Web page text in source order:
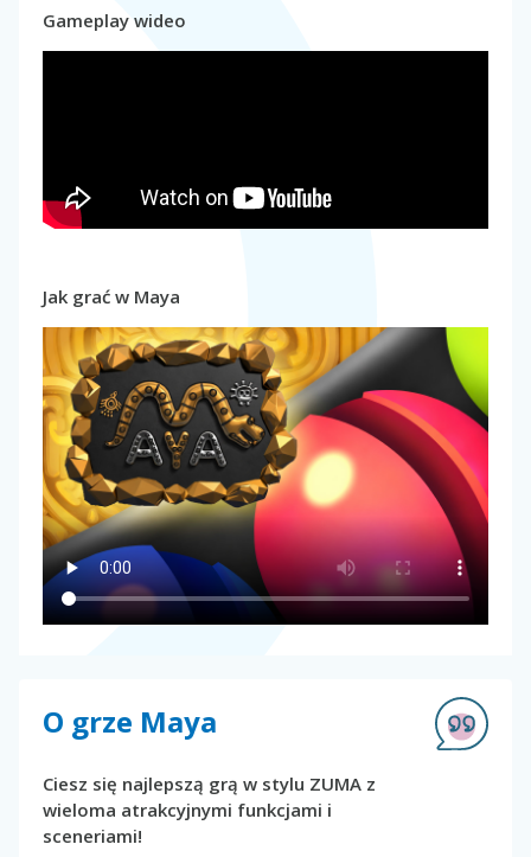
Gameplay wideo
Jak grać w Maya
O grze Maya
Ciesz się najlepszą grą w stylu ZUMA z
wieloma atrakcyjnymi funkcjami i
sceneriami!